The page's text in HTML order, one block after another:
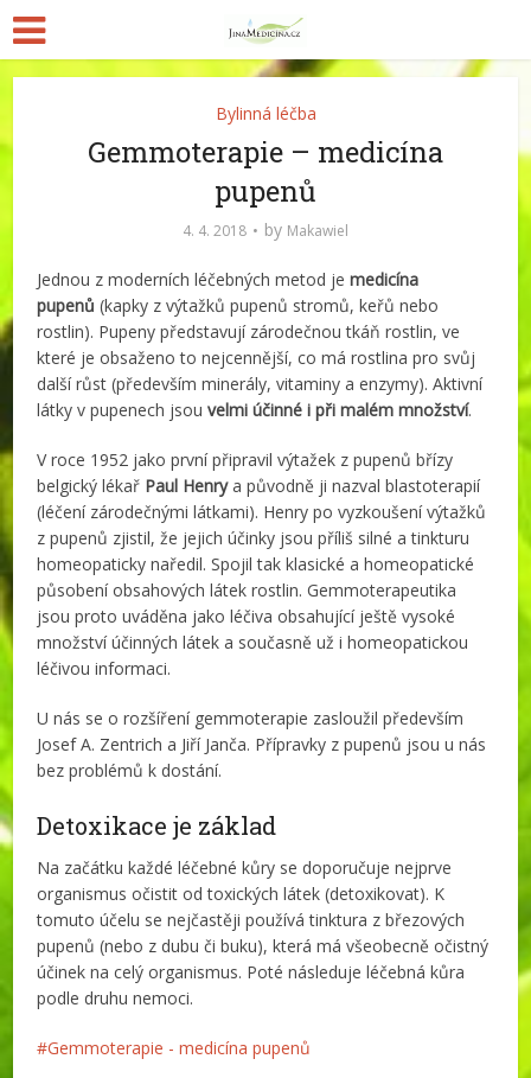
Bylinná léčba
Gemmoterapie – medicína
pupenů
4. 4. 2018 by Makawiel
Jednou z moderních léčebných metod jemedicína
pupenů (kapky z výtažků pupenů stromů, keřů nebo
rostlin). Pupeny představují zárodečnou tkáň rostlin, ve
které je obsaženo to nejcennější, co má rostlina pro svůj
další růst (především minerály, vitaminy a enzymy). Aktivní
látky v pupenech jsouvelmi účinné i při malém množství.
V roce 1952 jako první připravil výtažek z pupenů břízy
belgický lékař Paul Henrya původně ji nazval blastoterapií
(léčení zárodečnými látkami). Henry po vyzkoušení výtažků
z pupenů zjistil, že jejich účinky jsou příliš silné a tinkturu
homeopaticky naředil. Spojil tak klasické a homeopatické
působení obsahových látek rostlin. Gemmoterapeutika
jsou proto uváděna jako léčiva obsahující ještě vysoké
množství účinných látek a současně už i homeopatickou
léčivou informaci.
U nás se o rozšíření gemmoterapie zasloužil především
Josef A. Zentrich a Jiří Janča. Přípravky z pupenů jsou u nás
bez problémů k dostání.
Detoxikace je základ
Na začátku každé léčebné kůry se doporučuje nejprve
organismus očistit od toxických látek (detoxikovat). K
tomuto účelu se nejčastěji používá tinktura z březových
pupenů (nebo z dubu či buku), která má všeobecně očistný
účinek na celý organismus. Poté následuje léčebná kůra
podle druhu nemoci.
Gemmoterapie - medicína pupenů